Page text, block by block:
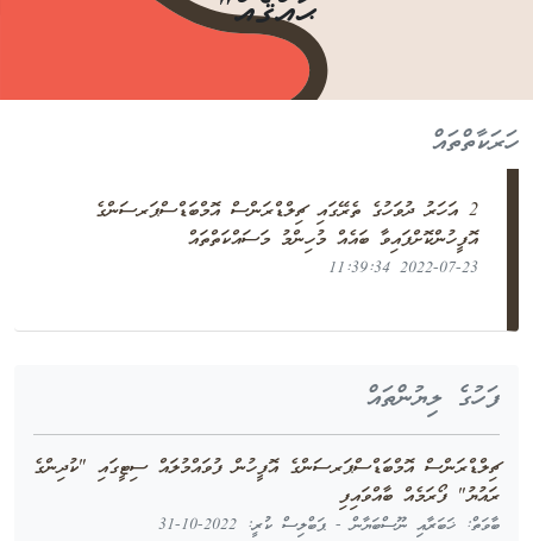
ޙައްޤެއް"
ހަރަކާތްތައް
2 އަހަރު ދުވަހުގެ ތެރޭގައި ޗިލްޑްރަންސް އޮމްބަޑްސްޕަރސަންގެ
އޮފީހުންކޮށްފައިވާ ބައެއް މުހިންމު މަސައްކަތްތައް
2022-07-23 11:39:34
ފަހުގެ ލިޔުންތައް
ޗިލްޑްރަންސް އޮމްބަޑްސްޕަރސަންގެ އޮފީހުން ފުވައްމުލައް ސިޓީގައި "ކުދިންގެ
ރައުޔު" ފޯރަމެއް ބާއްވައިފި
ބާވަތް: ޚަބަރާއި ނޫސްބަޔާން - ޕަބްލިސް ކުރީ: 2022-10-31